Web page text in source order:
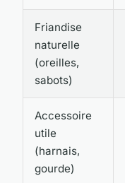
Friandise
naturelle
(oreilles,
sabots)
Accessoire
utile
(harnais,
gourde)